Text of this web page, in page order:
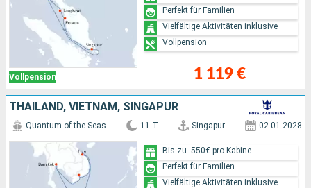
Vollpension 1 119 €
Perfekt für Familien
Vielfältige Aktivitäten inklusive
Vollpension
THAILAND, VIETNAM, SINGAPUR
Quantum of the Seas 11 T Singapur 02.01.2028
Bis zu -550€ pro Kabine
Perfekt für Familien
Vielfältige Aktivitäten inklusive